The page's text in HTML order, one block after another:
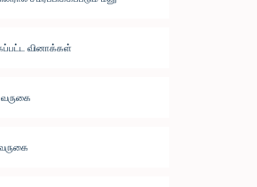
வினாக்கள்